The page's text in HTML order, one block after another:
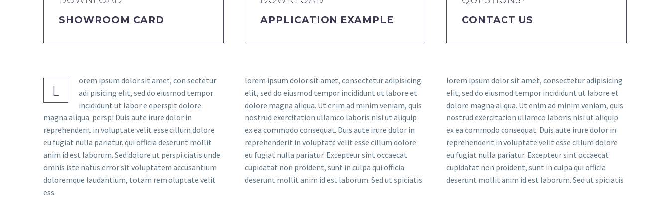
SHOWROOM CARD APPLICATION EXAMPLE CONTACT US
L
orem ipsum dolor sit amet, con sectetur
adi pisicing elit, sed do eiusmod tempor
incididunt ut labor e eperspit dolore
magna aliqua perspi Duis aute irure dolor in
reprehenderit in voluptate velit esse cillum dolore
eu fugiat nulla pariatur. qui officia deserunt mollit
anim id est laborum. Sed dolore ut perspi ciatis unde
omnis iste natus error sit voluptatem accusantium
doloremque laudantium, totam rem oluptate velit
ess
lorem ipsum dolor sit amet, consectetur adipisicing
elit, sed do eiusmod tempor incididunt ut labore et
dolore magna aliqua. Ut enim ad minim veniam, quis
nostrud exercitation ullamco laboris nisi ut aliquip
ex ea commodo consequat. Duis aute irure dolor in
reprehenderit in voluptate velit esse cillum dolore
eu fugiat nulla pariatur. Excepteur sint occaecat
cupidatat non proident, sunt in culpa qui officia
deserunt mollit anim id est laborum. Sed ut spiciatis
lorem ipsum dolor sit amet, consectetur adipisicing
elit, sed do eiusmod tempor incididunt ut labore et
dolore magna aliqua. Ut enim ad minim veniam, quis
nostrud exercitation ullamco laboris nisi ut aliquip
ex ea commodo consequat. Duis aute irure dolor in
reprehenderit in voluptate velit esse cillum dolore
eu fugiat nulla pariatur. Excepteur sint occaecat
cupidatat non proident, sunt in culpa qui officia
deserunt mollit anim id est laborum. Sed ut spiciatis